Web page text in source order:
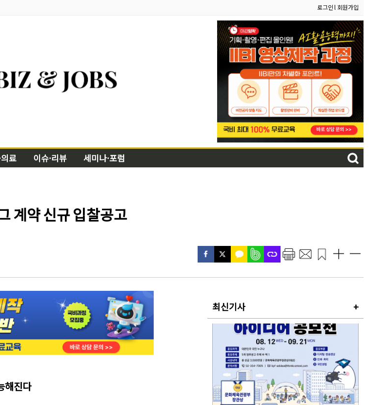
로그인l 회원가입
료 이슈·리뷰 세미나·포럼
계약 신규 입찰공고
해진다
최신기사 +